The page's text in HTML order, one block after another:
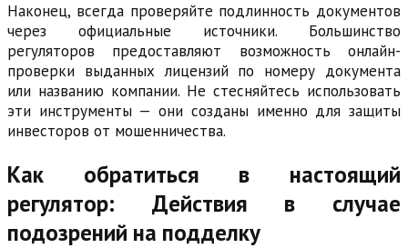
Наконец, всегда проверяйте подлинность документов
через официальные источники. Большинство
регуляторов предоставляют возможность онлайн-
проверки выданных лицензий по номеру документа
или названию компании. Не стесняйтесь использовать
эти инструменты — они созданы именно для защиты
инвесторов от мошенничества.
Как обратиться в настоящий
регулятор: Действия в случае
подозрений на подделку